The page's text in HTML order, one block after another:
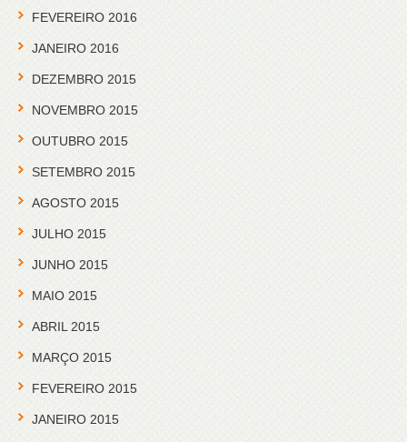
FEVEREIRO 2016
JANEIRO 2016
DEZEMBRO 2015
NOVEMBRO 2015
OUTUBRO 2015
SETEMBRO 2015
AGOSTO 2015
JULHO 2015
JUNHO 2015
MAIO 2015
ABRIL 2015
MARÇO 2015
FEVEREIRO 2015
JANEIRO 2015